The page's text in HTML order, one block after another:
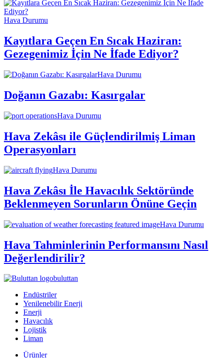
Hava Durumu
Kayıtlara Geçen En Sıcak Haziran:
Gezegenimiz İçin Ne İfade Ediyor?
Hava Durumu
Doğanın Gazabı: Kasırgalar
Hava Durumu
Hava Zekâsı ile Güçlendirilmiş Liman
Operasyonları
Hava Durumu
Hava Zekâsı İle Havacılık Sektöründe
Beklenmeyen Sorunların Önüne Geçin
Hava Durumu
Hava Tahminlerinin Performansını Nasıl
Değerlendirilir?
buluttan
Endüstriler
Yenilenebilir Enerji
Enerji
Havacılık
Lojistik
Liman
Ürünler